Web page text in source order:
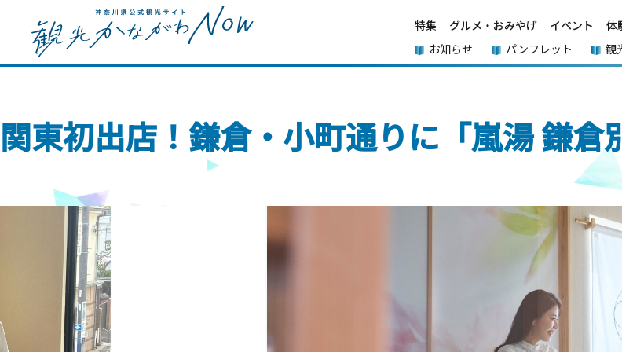
特集 グルメ・おみやげ イベント 体
お知らせ
パンフレット 観
関東初出店！鎌倉・小町通りに「嵐湯 鎌倉